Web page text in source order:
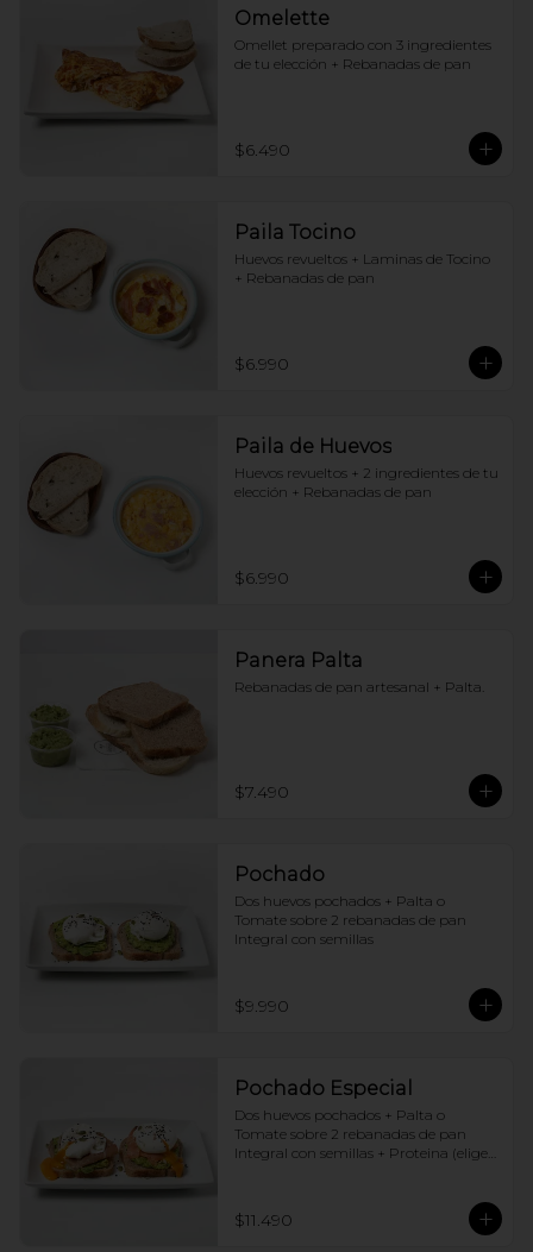
Omelette
Omellet preparado con 3 ingredientes
de tu elección + Rebanadas de pan
$6.490
Paila Tocino
Huevos revueltos + Laminas de Tocino
+ Rebanadas de pan
$6.990
Paila de Huevos
Huevos revueltos + 2 ingredientes de tu
elección + Rebanadas de pan
$6.990
Panera Palta
Rebanadas de pan artesanal + Palta.
$7.490
Pochado
Dos huevos pochados + Palta o
Tomate sobre 2 rebanadas de pan
Integral con semillas
$9.990
Pochado Especial
Dos huevos pochados + Palta o
Tomate sobre 2 rebanadas de pan
Integral con semillas + Proteina (elige
$11.490